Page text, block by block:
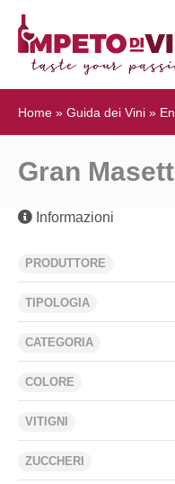
Home » Guida dei Vini »
Gran
Informazioni
PRODUTTORE
TIPOLOGIA
CATEGORIA
COLORE
VITIGNI
ZUCCHERI